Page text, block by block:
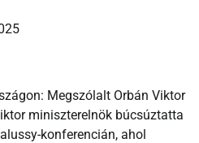
Megszólalt Orbán Viktor
miniszterelnök búcsúztatta
konferencián, ahol